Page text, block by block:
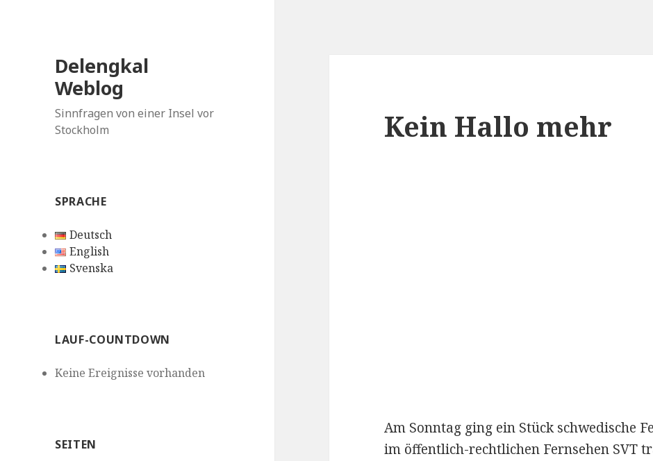
Delengkal
Weblog
Sinnfragen von einer Insel vor
Stockholm
SPRACHE
Deutsch
English
Svenska
LAUF-COUNTDOWN
Keine Ereignisse vorhanden
SEITEN
Kein Hallo mehr
Am Sonntag ging ein Stück schwedische
im öffentlich-rechtlichen Fernsehen SVT